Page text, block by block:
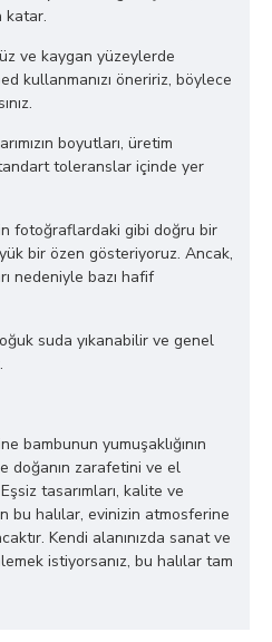
katar.
ve kaygan yüzeylerde
kullanmanızı öneririz, böylece
boyutları, üretim
toleranslar içinde yer
fotoğraflardaki gibi doğru bir
bir özen gösteriyoruz. Ancak,
nedeniyle bazı hafif
suda yıkanabilir ve genel
bambunun yumuşaklığının
doğanın zarafetini ve el
tasarımları, kalite ve
bu halılar, evinizin atmosferine
Kendi alanınızda sanat ve
istiyorsanız, bu halılar tam